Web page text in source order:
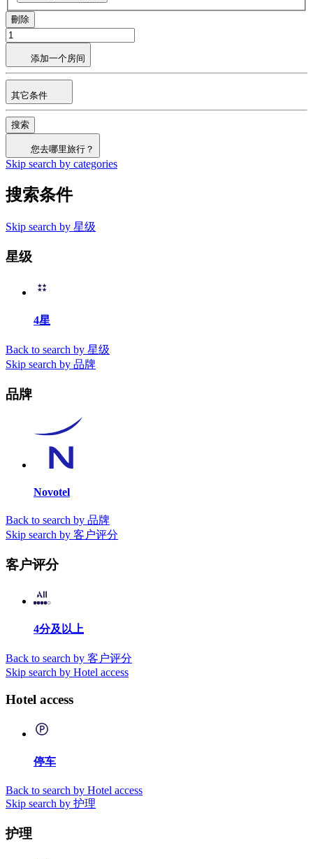
刪除
添加一个房间
其它条件
搜索
您去哪里旅行？
Skip search by categories
搜索条件
Skip search by 星级
星级
4星
Back to search by 星级
Skip search by 品牌
品牌
Novotel
Back to search by 品牌
Skip search by 客户评分
客户评分
4分及以上
Back to search by 客户评分
Skip search by Hotel access
Hotel access
停车
Back to search by Hotel access
Skip search by 护理
护理